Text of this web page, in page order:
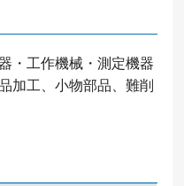
・工作機械・測定機器
加工、小物部品、難削